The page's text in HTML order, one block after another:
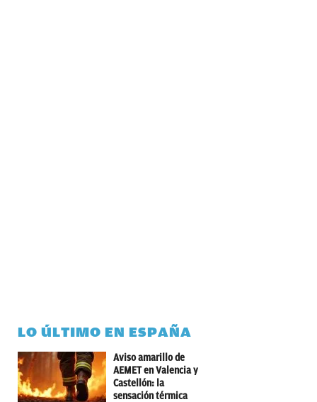
LO ÚLTIMO EN ESPAÑA
Aviso amarillo de
AEMET en Valencia y
Castellón: la
sensación térmica